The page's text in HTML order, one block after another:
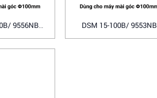
9556NB
DSM 15-100B/ 9553NB
Makita